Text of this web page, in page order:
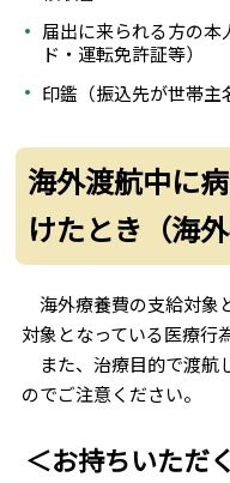
届出に来られる方の本
ド・運転免許証等）
印鑑（振込先が世帯主
海外渡航中に
けたとき（海外
海外療養費の支給対象
対象となっている医療行
また、治療目的で渡航
のでご注意ください。
＜お持ちいただ